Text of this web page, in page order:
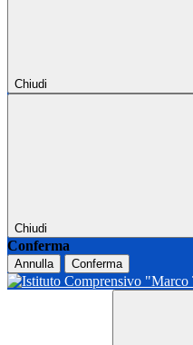
Chiudi
Chiudi
Conferma
Annulla Conferma